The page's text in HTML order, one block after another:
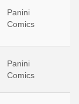
Panini
Comics
Panini
Comics